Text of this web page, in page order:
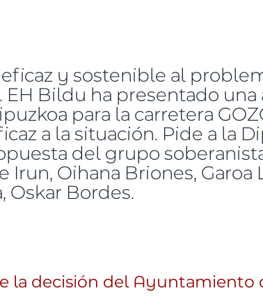
y sostenible al
Bildu ha presentado una
para la carretera
a la situación. Pide a la
del grupo
Oihana Briones, Garoa
Oskar Bordes.
problema de tráfico en la GI-636 en Irun
la decisión del